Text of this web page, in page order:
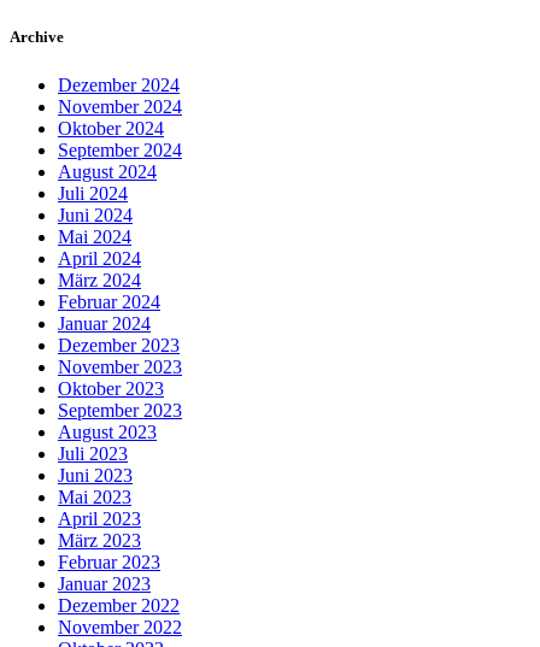
Archive
Dezember 2024
November 2024
Oktober 2024
September 2024
August 2024
Juli 2024
Juni 2024
Mai 2024
April 2024
März 2024
Februar 2024
Januar 2024
Dezember 2023
November 2023
Oktober 2023
September 2023
August 2023
Juli 2023
Juni 2023
Mai 2023
April 2023
März 2023
Februar 2023
Januar 2023
Dezember 2022
November 2022